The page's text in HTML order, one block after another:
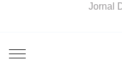
Jornal